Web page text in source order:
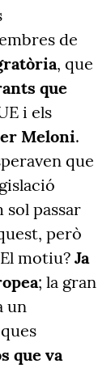
de
, que
que
i els
Meloni.
que
sol passar
però
motiu? Ja
; la gran
un
que va